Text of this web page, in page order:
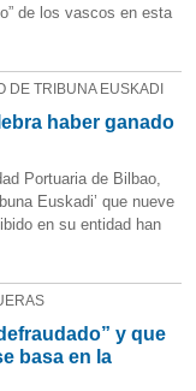
de los vascos en esta
DE TRIBUNA EUSKADI
haber ganado
Portuaria de Bilbao,
Euskadi’ que nueve
en su entidad han
y que
basa en la